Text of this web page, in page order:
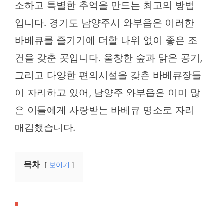
소하고 특별한 추억을 만드는 최고의 방법
입니다. 경기도 남양주시 와부읍은 이러한
바베큐를 즐기기에 더할 나위 없이 좋은 조
건을 갖춘 곳입니다. 울창한 숲과 맑은 공기,
그리고 다양한 편의시설을 갖춘 바베큐장들
이 자리하고 있어, 남양주 와부읍은 이미 많
은 이들에게 사랑받는 바베큐 명소로 자리
매김했습니다.
목차 보이기